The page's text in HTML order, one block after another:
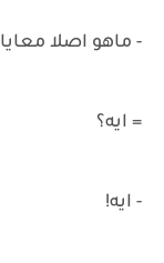
- ماهو اصلا معايا
= ايه؟
- ايه!